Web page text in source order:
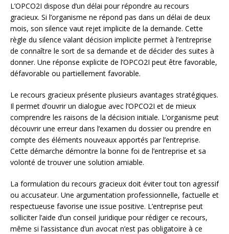
L’OPCO2I dispose d’un délai pour répondre au recours
gracieux. Si l’organisme ne répond pas dans un délai de deux
mois, son silence vaut rejet implicite de la demande. Cette
règle du silence valant décision implicite permet à l’entreprise
de connaître le sort de sa demande et de décider des suites à
donner. Une réponse explicite de l’OPCO2I peut être favorable,
défavorable ou partiellement favorable.
Le recours gracieux présente plusieurs avantages stratégiques.
Il permet d’ouvrir un dialogue avec l’OPCO2I et de mieux
comprendre les raisons de la décision initiale. L’organisme peut
découvrir une erreur dans l’examen du dossier ou prendre en
compte des éléments nouveaux apportés par l’entreprise.
Cette démarche démontre la bonne foi de l’entreprise et sa
volonté de trouver une solution amiable.
La formulation du recours gracieux doit éviter tout ton agressif
ou accusateur. Une argumentation professionnelle, factuelle et
respectueuse favorise une issue positive. L’entreprise peut
solliciter l’aide d’un conseil juridique pour rédiger ce recours,
même si l’assistance d’un avocat n’est pas obligatoire à ce